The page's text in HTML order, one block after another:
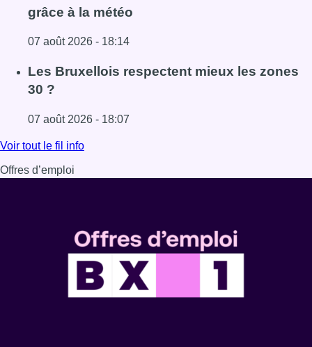
grâce à la météo
07 août 2026 - 18:14
Lire l'article Foire du Midi: les visiteurs au rendez-vous
Les Bruxellois respectent mieux les zones
30 ?
07 août 2026 - 18:07
Lire l'article Les Bruxellois respectent mieux les zones 30
Voir tout le fil info
Offres d’emploi